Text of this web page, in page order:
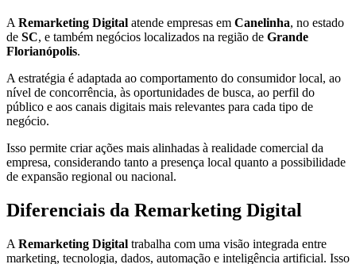
A Remarketing Digital atende empresas em Canelinha, no estado
de SC, e também negócios localizados na região de Grande
Florianópolis.
A estratégia é adaptada ao comportamento do consumidor local, ao
nível de concorrência, às oportunidades de busca, ao perfil do
público e aos canais digitais mais relevantes para cada tipo de
negócio.
Isso permite criar ações mais alinhadas à realidade comercial da
empresa, considerando tanto a presença local quanto a possibilidade
de expansão regional ou nacional.
Diferenciais da Remarketing Digital
A Remarketing Digital trabalha com uma visão integrada entre
marketing, tecnologia, dados, automação e inteligência artificial. Isso